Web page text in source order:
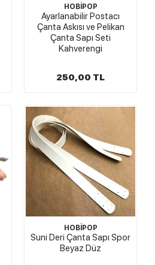
HOBİPOP
Ayarlanabilir Postacı
Çanta Askısı ve Pelikan
Çanta Sapı Seti
Kahverengi
250,00 TL
HOBİPOP
Suni Deri Çanta Sapı Spor
Beyaz Düz